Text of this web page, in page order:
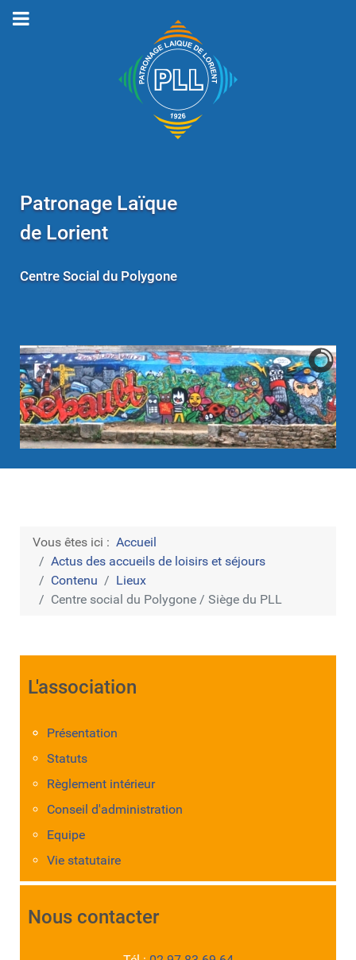
Patronage Laïque
de Lorient
Centre Social du Polygone
Vous êtes ici : Accueil
Actus des accueils de loisirs et séjours
Contenu
Lieux
Centre social du Polygone / Siège du PLL
L'association
Présentation
Statuts
Règlement intérieur
Conseil d'administration
Equipe
Vie statutaire
Nous contacter